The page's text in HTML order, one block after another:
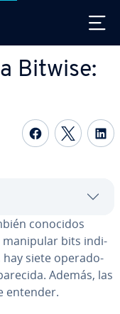
Bitwise:
Compartir
conocidos
manipular bits in­di­
hay siete ope­ra­do­
Además, las
entender.